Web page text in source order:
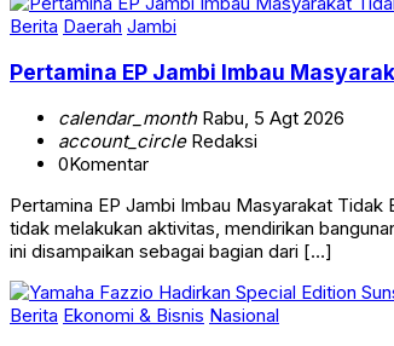
Berita Daerah Jambi
Pertamina EP Jambi Imbau
calendar_monthRabu, 5 Agt 2026
account_circleRedaksi
0Komentar
Pertamina EP Jambi Imbau Masyarakat
tidak melakukan aktivitas, mendirikan
ini disampaikan sebagai bagian dari […]
Berita Ekonomi & Bisnis Nasional